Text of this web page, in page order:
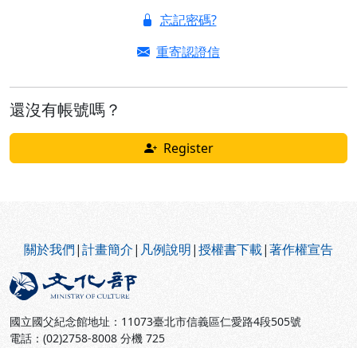
忘記密碼?
重寄認證信
還沒有帳號嗎？
Register
關於我們|計畫簡介| 凡例說明|授權書下載|著作權宣告
國立國父紀念館地址：11073臺北市信義區仁愛路4段505號
電話：(02)2758-8008 分機 725